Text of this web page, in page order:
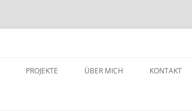
PROJEKTE ÜBER MICH KONTAKT